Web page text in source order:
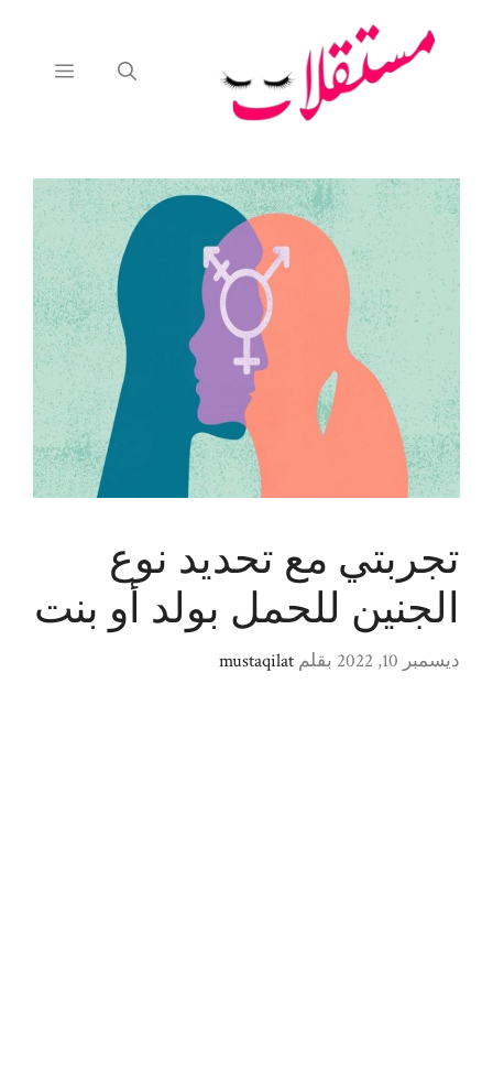
القائمة
تجربتي مع تحديد نوع
الجنين للحمل بولد أو بنت
ديسمبر 10, 2022 بقلم mustaqilat